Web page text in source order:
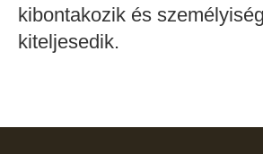
kibontakozik és
kiteljesedik.